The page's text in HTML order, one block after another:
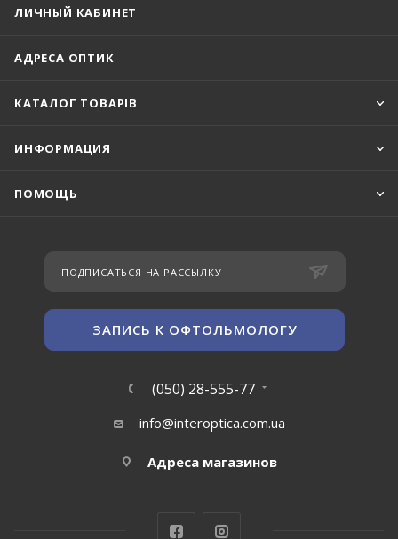
ЛИЧНЫЙ КАБИНЕТ
АДРЕСА ОПТИК
КАТАЛОГ ТОВАРІВ
ИНФОРМАЦИЯ
ПОМОЩЬ
ПОДПИСАТЬСЯ НА РАССЫЛКУ
ЗАПИСЬ К ОФТОЛЬМОЛОГУ
(050) 28-555-77
info@interoptica.com.ua
Адреса магазинов